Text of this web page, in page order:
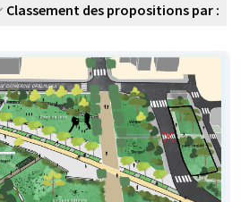
Classement des propositions par :